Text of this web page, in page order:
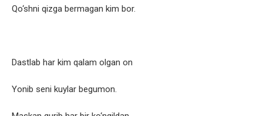
Qo‘shni qizga bermagan kim bor.
Dastlab har kim qalam olgan on
Yonib seni kuylar begumon.